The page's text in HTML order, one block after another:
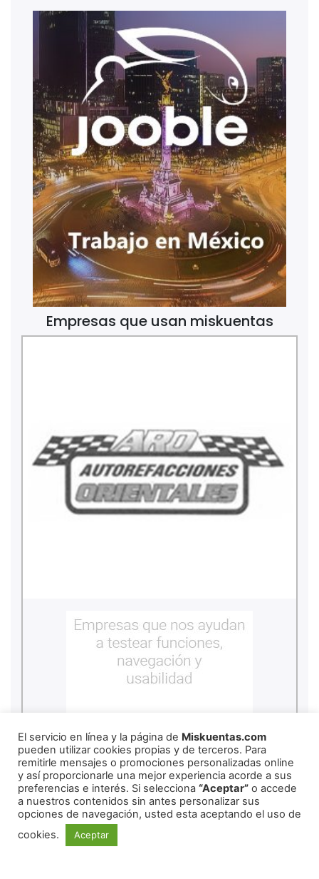
Empresas que usan miskuentas
copyrightmiskuentas2026
El servicio en línea y la página de Miskuentas.com
pueden utilizar cookies propias y de terceros. Para
remitirle mensajes o promociones personalizadas online
y así proporcionarle una mejor experiencia acorde a sus
preferencias e interés. Si selecciona “Aceptar” o accede
a nuestros contenidos sin antes personalizar sus
opciones de navegación, usted esta aceptando el uso de
cookies.
Aceptar